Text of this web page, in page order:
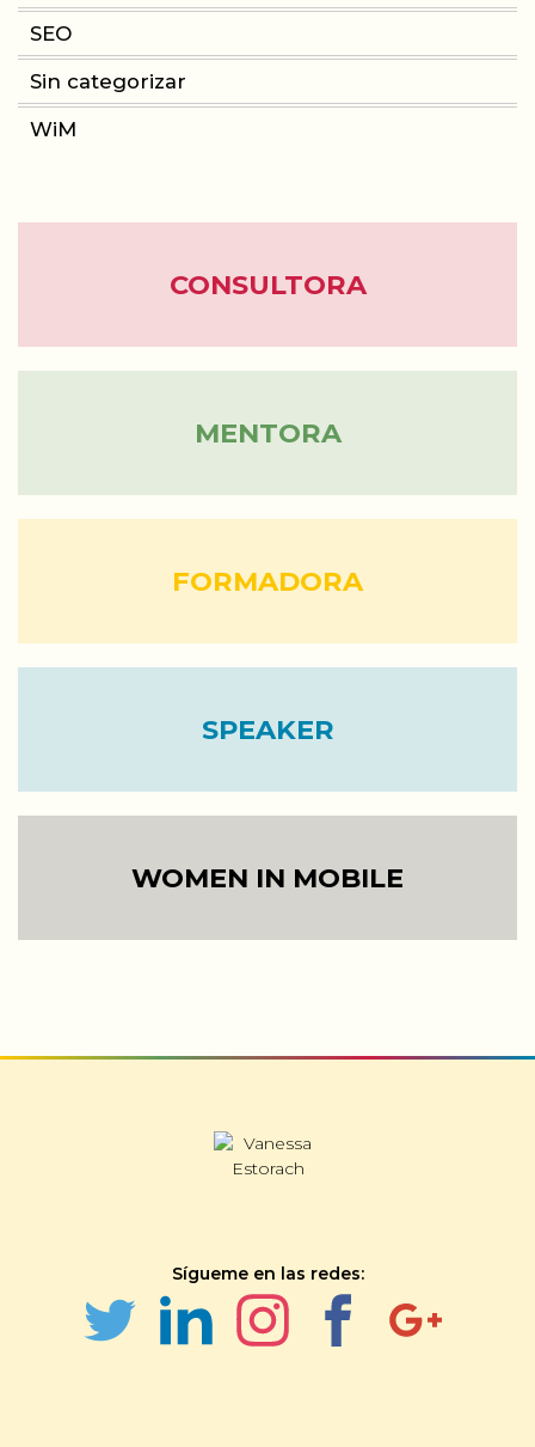
SEO
Sin categorizar
WiM
CONSULTORA
MENTORA
FORMADORA
SPEAKER
WOMEN IN MOBILE
Sígueme en las redes: